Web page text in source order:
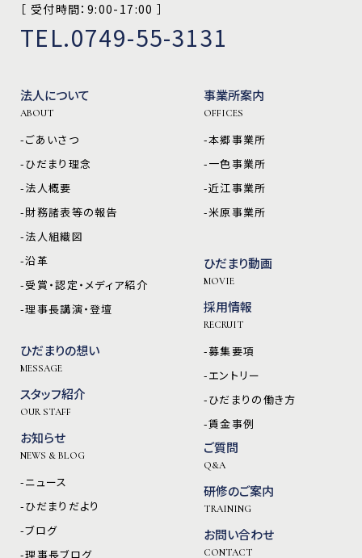
［ 受付時間：9:00-17:00 ］
TEL.0749-55-3131
法人について
ABOUT
-ごあいさつ
-ひだまり理念
-法人概要
-財務諸表等の報告
-法人組織図
-沿革
-受賞・認定・メディア紹介
-理事長講演・登壇
ひだまりの想い
MESSAGE
スタッフ紹介
OUR STAFF
お知らせ
NEWS & BLOG
-ニュース
-ひだまりだより
-ブログ
-理事長ブログ
事業所案内
OFFICES
-本郷事業所
-一色事業所
-近江事業所
-米原事業所
ひだまり動画
MOVIE
採用情報
RECRUIT
-募集要項
-エントリー
-ひだまりの働き方
-賃金事例
ご質問
Q&A
研修のご案内
TRAINING
お問い合わせ
CONTACT